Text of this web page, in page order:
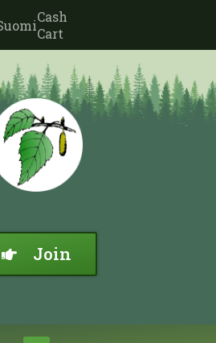
Cash
Cart
Join